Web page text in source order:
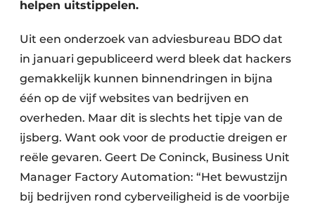
helpen uitstippelen.
Uit een onderzoek van adviesbureau BDO dat
in januari gepubliceerd werd bleek dat hackers
gemakkelijk kunnen binnendringen in bijna
één op de vijf websites van bedrijven en
overheden. Maar dit is slechts het tipje van de
ijsberg. Want ook voor de productie dreigen er
reële gevaren. Geert De Coninck, Business Unit
Manager Factory Automation: “Het bewustzijn
bij bedrijven rond cyberveiligheid is de voorbije